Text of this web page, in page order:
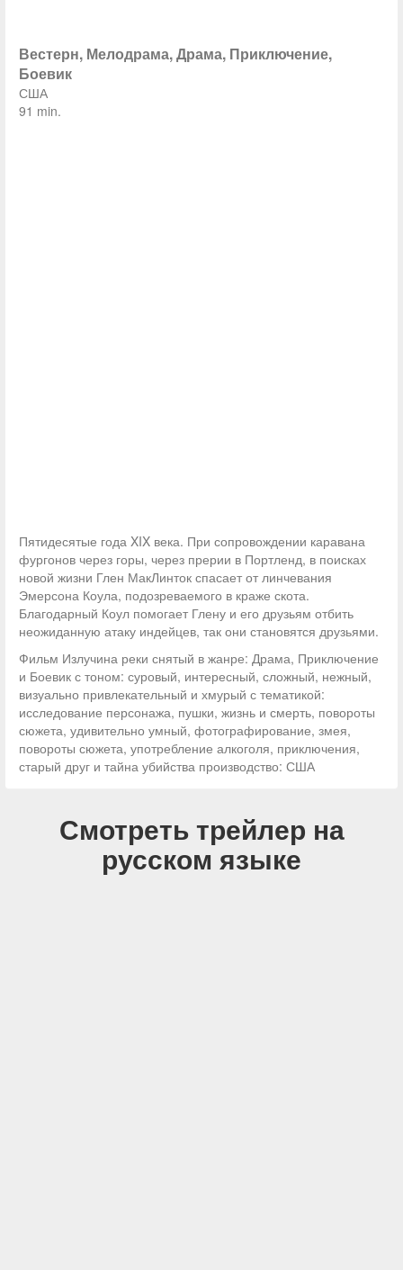
Вестерн, Мелодрама, Драма, Приключение,
Боевик
США
91 min.
Пятидесятые года XIX века. При сопровождении каравана
фургонов через горы, через прерии в Портленд, в поисках
новой жизни Глен МакЛинток спасает от линчевания
Эмерсона Коула, подозреваемого в краже скота.
Благодарный Коул помогает Глену и его друзьям отбить
неожиданную атаку индейцев, так они становятся друзьями.
Фильм Излучина реки снятый в жанре: Драма, Приключение
и Боевик с тоном: суровый, интересный, сложный, нежный,
визуально привлекательный и хмурый с тематикой:
исследование персонажа, пушки, жизнь и смерть, повороты
сюжета, удивительно умный, фотографирование, змея,
повороты сюжета, употребление алкоголя, приключения,
старый друг и тайна убийства производство: США
Смотреть трейлер на
русском языке